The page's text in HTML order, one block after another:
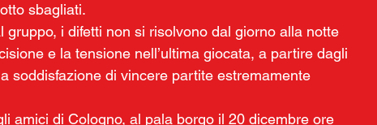
sbagliati.
i difetti non si risolvono dal giorno alla notte
e la tensione nell’ultima giocata, a partire dagli
soddisfazione di vincere partite estremamente
amici di Cologno, al pala borgo il 20 dicembre ore